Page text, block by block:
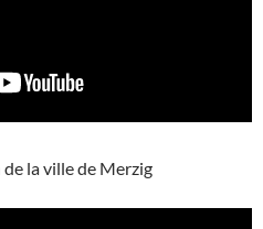
la ville de Merzig